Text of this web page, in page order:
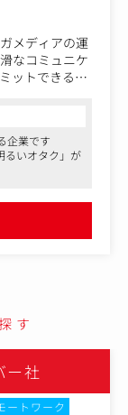
メディアの運
なコミュニケ
ットできる方
企業です
いオタク」が
す
ー社
ートワーク